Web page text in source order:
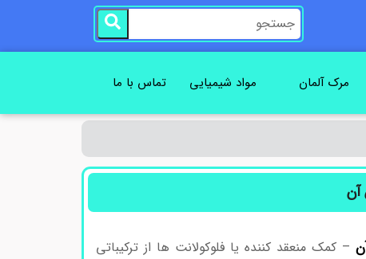
مرک آلمان مواد شیمیایی تماس با ما
آن
– کمک منعقد کننده یا فلوکولانت ها از ترکیباتی